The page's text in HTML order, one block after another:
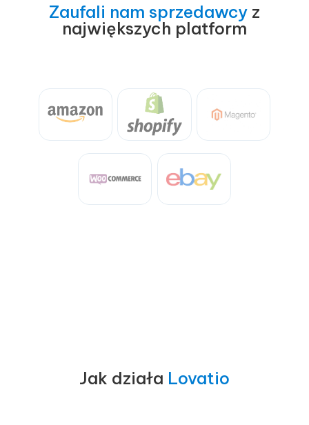
Zaufali nam sprzedawcy z
największych platform
Jak działa Lovatio